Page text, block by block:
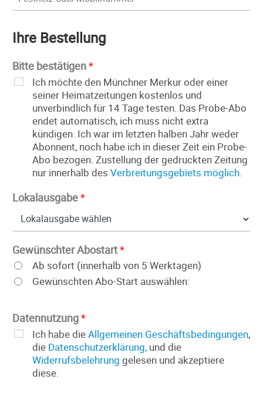
Ihre Bestellung
Bitte bestätigen*
Ich möchte den Münchner Merkur oder einer
seiner Heimatzeitungen kostenlos und
unverbindlich für 14 Tage testen. Das Probe-Abo
endet automatisch, ich muss nicht extra
kündigen. Ich war im letzten halben Jahr weder
Abonnent, noch habe ich in dieser Zeit ein Probe-
Abo bezogen. Zustellung der gedruckten Zeitung
nur innerhalb des Verbreitungsgebiets möglich.
Lokalausgabe*
Gewünschter Abostart*
Ab sofort (innerhalb von 5 Werktagen)
Gewünschten Abo-Start auswählen:
Datennutzung*
Ich habe dieAllgemeinen Geschäftsbedingungen,
die Datenschutzerklärung, und die
Widerrufsbelehrung gelesen und akzeptiere
diese.